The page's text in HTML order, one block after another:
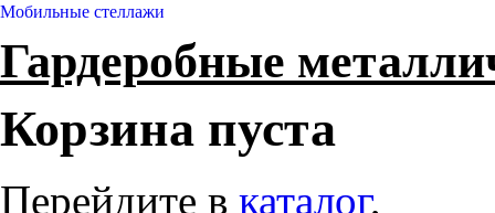
Мобильные стеллажи
Гардеробные
Корзина пуста
Перейдите в каталог,